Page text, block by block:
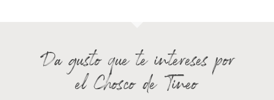
Da gusto que te intereses por
el Chosco de Tineo